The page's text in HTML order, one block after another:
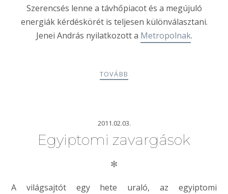
Szerencsés lenne a távhőpiacot és a meg­újuló
energiák kérdéskörét is teljesen különvá­lasztani.
Jenei András nyilatkozott a Metropolnak.
TOVÁBB
2011.02.03.
Egyiptomi zavargások
✻
A világsajtót egy hete uraló, az egyiptomi